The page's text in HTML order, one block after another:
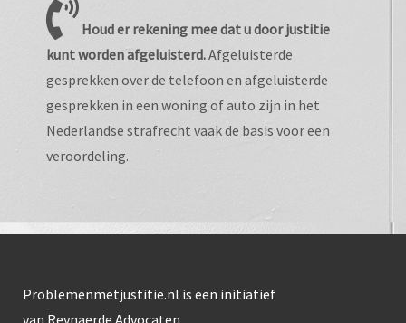
Houd er rekening mee dat u door justitie
kunt worden afgeluisterd.Afgeluisterde
gesprekken over de telefoon en afgeluisterde
gesprekken in een woning of auto zijn in het
Nederlandse strafrecht vaak de basis voor een
veroordeling.
Problemenmetjustitie.nl is een initiatief